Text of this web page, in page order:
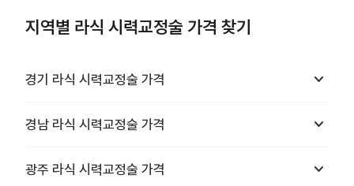
지역별 라식 시력교정술 가격 찾기
경기 라식 시력교정술 가격 keyboard_arrow_down
경남 라식 시력교정술 가격 keyboard_arrow_down
광주 라식 시력교정술 가격 keyboard_arrow_down